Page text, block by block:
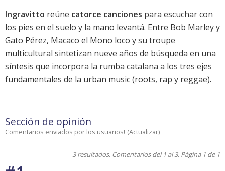
Ingravitto reúne catorce canciones para escuchar con
los pies en el suelo y la mano levantá. Entre Bob Marley y
Gato Pérez, Macaco el Mono loco y su troupe
multicultural sintetizan nueve años de búsqueda en una
síntesis que incorpora la rumba catalana a los tres ejes
fundamentales de la urban music (roots, rap y reggae).
Sección de opinión
Comentarios enviados por los usuarios! (Actualizar)
3 resultados. Comentarios del 1 al 3. Página 1 de 1